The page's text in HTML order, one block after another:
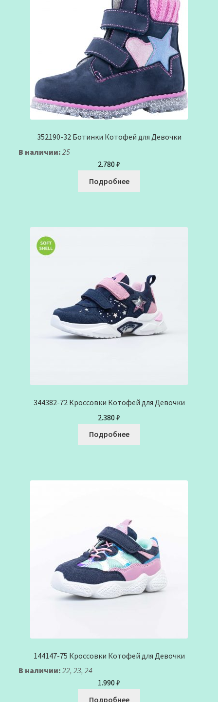
352190-32 Ботинки Котофей для Девочки
В наличии: 25
2.780 ₽
Подробнее
344382-72 Кроссовки Котофей для Девочки
2.380 ₽
Подробнее
144147-75 Кроссовки Котофей для Девочки
В наличии: 22, 23, 24
1.990 ₽
Подробнее